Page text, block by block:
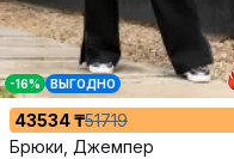
-16% ВЫГОДНО
43534 ₸51719
Брюки, Джемпер